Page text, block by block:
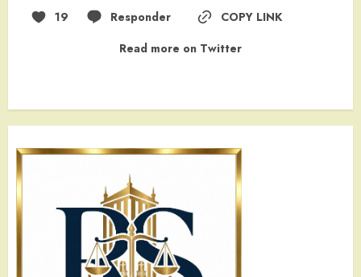
19 Responder
COPY LINK
Read more on Twitter